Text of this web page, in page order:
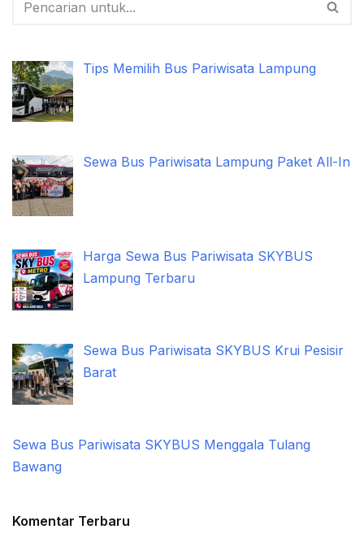
Tips Memilih Bus Pariwisata Lampung
Sewa Bus Pariwisata Lampung Paket All-In
Harga Sewa Bus Pariwisata SKYBUS
Lampung Terbaru
Sewa Bus Pariwisata SKYBUS Krui Pesisir
Barat
Sewa Bus Pariwisata SKYBUS Menggala Tulang
Bawang
Komentar Terbaru